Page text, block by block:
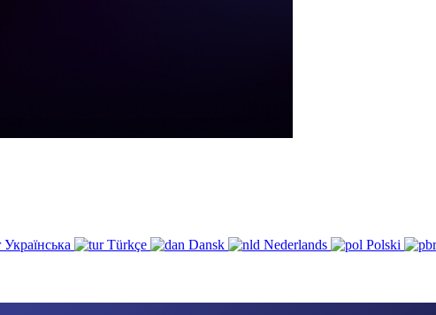
Українська Türkçe Dansk Nederlands Polski